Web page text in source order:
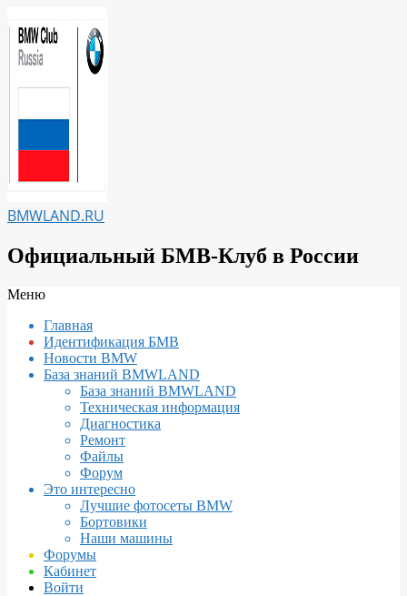
к
содержимому
BMWLAND.RU
Официальный БМВ-Клуб в России
Вторичное
навигации
Меню
Главная
Идентификация БМВ
Новости BMW
База знаний BMWLAND
База знаний BMWLAND
Техническая информация
Диагностика
Ремонт
Файлы
Форум
Это интересно
Лучшие фотосеты BMW
Бортовики
Наши машины
Форумы
Кабинет
Войти